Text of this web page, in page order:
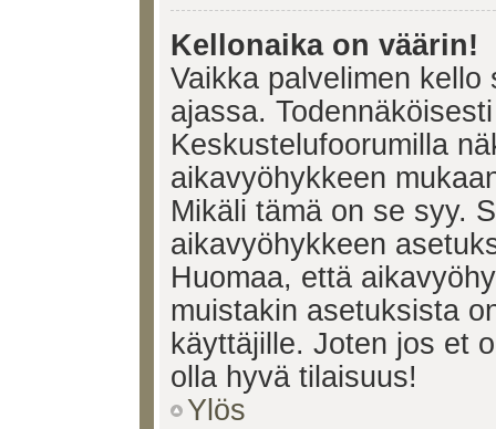
Kellonaika on väärin!
Vaikka palvelimen
ajassa.
Keskustelufoorumilla
aikavyöhykkeen
Mikäli tämä on se syy.
aikavyöhykkeen
Huomaa, että
muistakin asetuksista
käyttäjille. Joten jos et
olla hyvä tilaisuus!
Ylös